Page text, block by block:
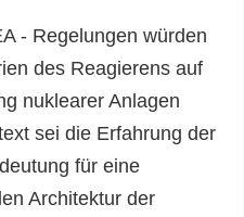
- Regelungen würden
des Reagierens auf
nuklearer Anlagen
sei die Erfahrung der
für eine
Architektur der